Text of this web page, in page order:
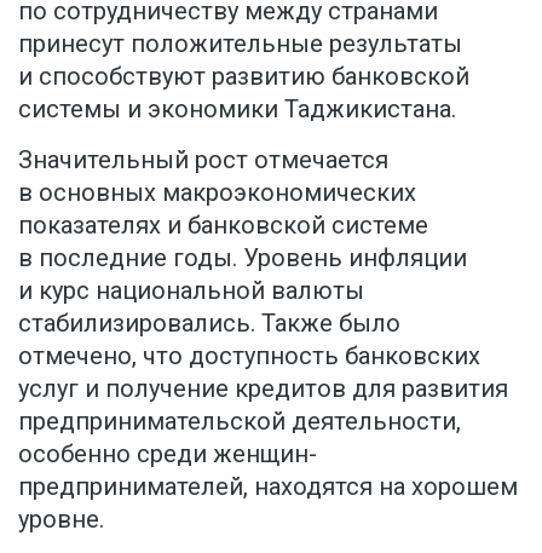
по сотрудничеству между странами
принесут положительные результаты
и способствуют развитию банковской
системы и экономики Таджикистана.
Значительный рост отмечается
в основных макроэкономических
показателях и банковской системе
в последние годы. Уровень инфляции
и курс национальной валюты
стабилизировались. Также было
отмечено, что доступность банковских
услуг и получение кредитов для развития
предпринимательской деятельности,
особенно среди женщин-
предпринимателей, находятся на хорошем
уровне.